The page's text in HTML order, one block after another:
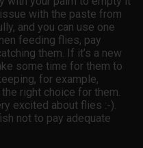
with the paste from
and you can use one
feeding flies, pay
them. If it’s a new
some time for them to
for example,
right choice for them.
excited about flies :-).
not to pay adequate